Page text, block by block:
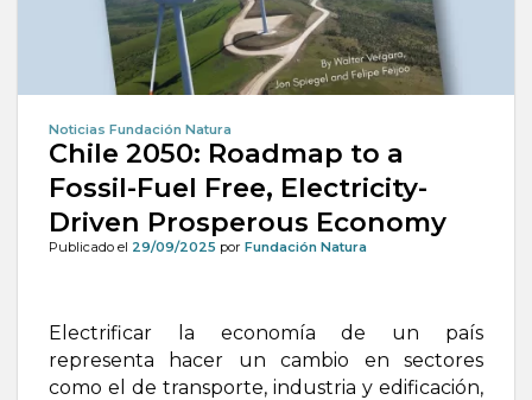
Noticias Fundación Natura
Chile 2050: Roadmap to a
Fossil-Fuel Free, Electricity-
Driven Prosperous Economy
Publicado el 29/09/2025 por Fundación Natura
Electrificar la economía de un país
representa hacer un cambio en sectores
como el de transporte, industria y edificación,